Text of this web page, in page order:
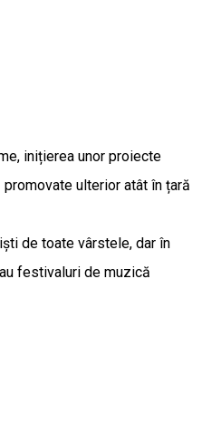
inițierea unor proiecte
ulterior atât în țară
de toate vârstele, dar în
festivaluri de muzică